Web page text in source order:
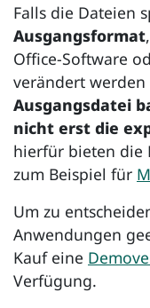
Falls die Dateien
Ausgangsformat
Office-Software
verändert werden
Ausgangsdatei
nicht erst die
hierfür bieten die
zum Beispiel für
Um zu
Anwendungen
Kauf eine
Verfügung.